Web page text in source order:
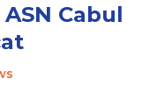
Cabul